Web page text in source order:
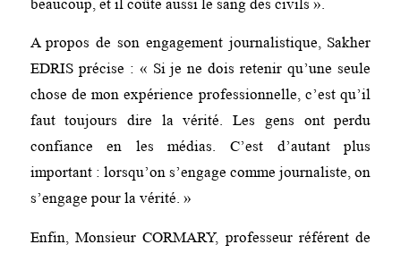
beaucoup, et il coûte aussi le sang des civils ».
A propos de son engagement journalistique, Sakher
EDRIS précise : « Si je ne dois retenir qu’une seule
chose de mon expérience professionnelle, c’est qu’il
faut toujours dire la vérité. Les gens ont perdu
confiance en les médias. C’est d’autant plus
important : lorsqu’on s’engage comme journaliste, on
s’engage pour la vérité. »
Enfin, Monsieur CORMARY, professeur référent de